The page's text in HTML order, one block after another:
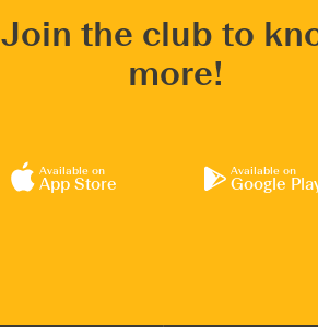
Join the club to
more!
Available on
App Store
Available on
Google